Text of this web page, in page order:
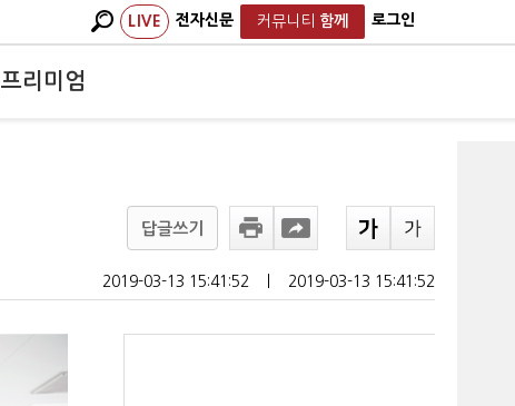
LIVE 전자신문 커뮤니티 함께 로그인
프리미엄
답글쓰기
2019-03-13 15:41:52 2019-03-13 15:41:52